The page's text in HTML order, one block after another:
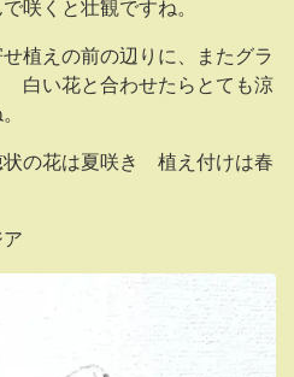
咲くと壮観ですね。
植えの前の辺りに、またグラ
白い花と合わせたらとても涼
花は夏咲き 植え付けは春